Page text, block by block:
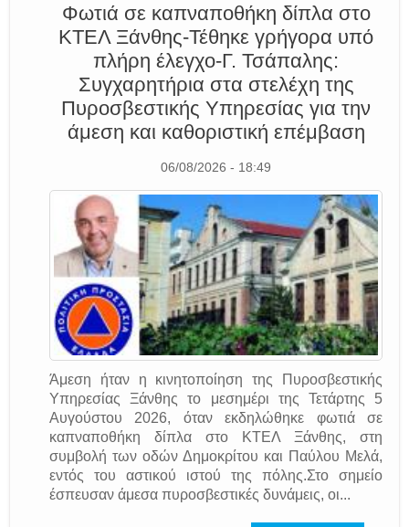
Φωτιά σε καπναποθήκη δίπλα στο
ΚΤΕΛ Ξάνθης-Τέθηκε γρήγορα υπό
πλήρη έλεγχο-Γ. Τσάπαλης:
Συγχαρητήρια στα στελέχη της
Πυροσβεστικής Υπηρεσίας για την
άμεση και καθοριστική επέμβαση
06/08/2026 - 18:49
Άμεση ήταν η κινητοποίηση της Πυροσβεστικής
Υπηρεσίας Ξάνθης το μεσημέρι της Τετάρτης 5
Αυγούστου 2026, όταν εκδηλώθηκε φωτιά σε
καπναποθήκη δίπλα στο ΚΤΕΛ Ξάνθης, στη
συμβολή των οδών Δημοκρίτου και Παύλου Μελά,
εντός του αστικού ιστού της πόλης.Στο σημείο
έσπευσαν άμεσα πυροσβεστικές δυνάμεις, οι...